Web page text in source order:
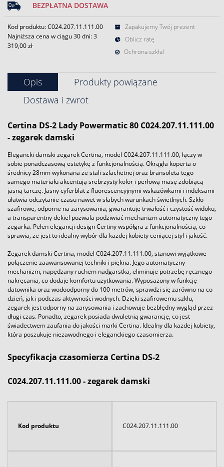
BEZPŁATNA DOSTAWA
Kod produktu: C024.207.11.111.00
Najniższa cena w ciągu 30 dni:3
319,00 zł
Zapakujemy Twój prezent
Oblicz ratę
Ochrona szkła!
Opis
Produkty powiązane
Dostawa i zwrot
Certina DS-2 Lady Powermatic 80 C024.207.11.111.00
- zegarek damski
Elegancki damski zegarek Certina, model C024.207.11.111.00, łączy w
sobie ponadczasową estetykę z funkcjonalnością. Okrągła koperta o
średnicy 28mm wykonana ze stali szlachetnej oraz bransoleta tego
samego materiału akcentują srebrzysty kolor i perłową masę zdobiącą
jasną tarczę. Jasny cyferblat z fluorescencyjnymi wskazówkami i indeksami
ułatwia odczytanie czasu nawet w słabych warunkach świetlnych. Szkło
szafirowe, odporne na zarysowania, gwarantuje trwałość i czystość widoku,
a transparentny dekiel pozwala podziwiać mechanizm automatyczny tego
zegarka. Pełen elegancji design Certiny współgra z funkcjonalnością, co
sprawia, że jest to idealny wybór dla każdej kobiety ceniącej styl i jakość.
Zegarek damski Certina, model C024.207.11.111.00, stanowi wyjątkowe
połączenie zaawansowanej techniki i piękna. Jego automatyczny
mechanizm, napędzany ruchem nadgarstka, eliminuje potrzebę ręcznego
nakręcania, co dodaje komfortu użytkowania. Wyposażony w funkcję
datownika oraz wodoodporny do 100 metrów, sprawdzi się zarówno na co
dzień, jak i podczas aktywności wodnych. Dzięki szafirowemu szkłu,
zegarek jest odporny na zarysowania i zachowuje bezbłędny wygląd przez
długi czas. Ponadto, zegarek posiada dwuletnią gwarancję, co jest
świadectwem zaufania do jakości marki Certina. Idealny dla każdej kobiety,
która poszukuje niezawodnego i eleganckiego czasomierza.
Specyfikacja czasomierza Certina DS-2
C024.207.11.111.00 - zegarek damski
Kod produktu C024.207.11.111.00